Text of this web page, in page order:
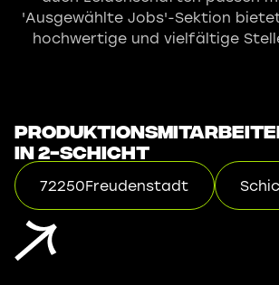
'Ausgewählte Jobs'-Sektion
hochwertige und vielfältige
in 2-Schicht
72250Freudenstadt